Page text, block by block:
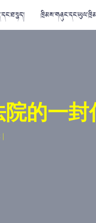
的一封
|